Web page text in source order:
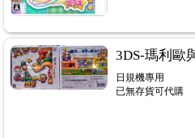
3DS-瑪利歐
日規機專用
已無存貨可代購